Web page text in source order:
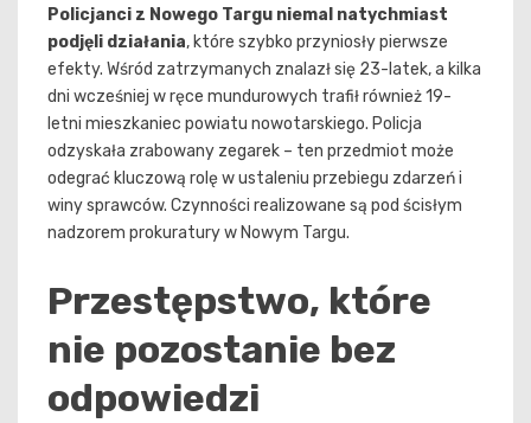
Policjanci z Nowego Targu niemal natychmiast
podjęli działania, które szybko przyniosły pierwsze
efekty. Wśród zatrzymanych znalazł się 23-latek, a kilka
dni wcześniej w ręce mundurowych trafił również 19-
letni mieszkaniec powiatu nowotarskiego. Policja
odzyskała zrabowany zegarek – ten przedmiot może
odegrać kluczową rolę w ustaleniu przebiegu zdarzeń i
winy sprawców. Czynności realizowane są pod ścisłym
nadzorem prokuratury w Nowym Targu.
Przestępstwo, które
nie pozostanie bez
odpowiedzi